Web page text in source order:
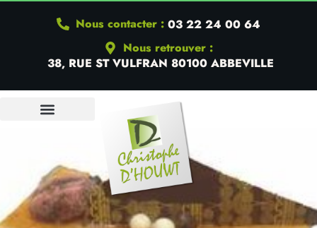
Nous contacter : 03 22 24 00 64
Nous retrouver :
38, RUE ST VULFRAN 80100 ABBEVILLE